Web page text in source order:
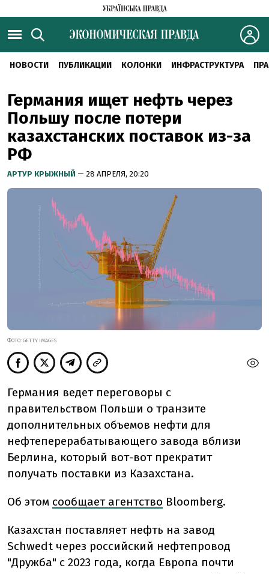
НОВОСТИ ПУБЛИКАЦИИ КОЛОНКИ ИНФРАСТРУКТУРА
Германия ищет нефть через
Польшу после потери
казахстанских поставок из-за
РФ
АРТУР КРЫЖНЫЙ — 28 АПРЕЛЯ, 20:20
ФОТО: GETTY IMAGES
Германия ведет переговоры с
правительством Польши о транзите
дополнительных объемов нефти для
нефтеперерабатывающего завода вблизи
Берлина, который вот-вот прекратит
получать поставки из Казахстана.
Об этом сообщает агентство Bloomberg.
Казахстан поставляет нефть на завод
Schwedt через российский нефтепровод
"Дружба" с 2023 года, когда Европа почти